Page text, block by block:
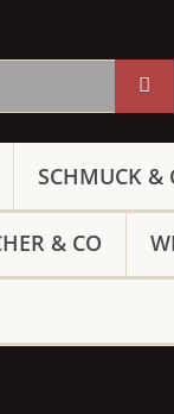
SCHMUCK &
& CO